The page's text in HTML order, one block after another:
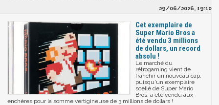
29/06/2026, 19:10
Cet exemplaire de
Super Mario Bros a
été vendu 3 millions
de dollars, un record
absolu !
Le marché du
rétrogaming vient de
franchir un nouveau cap,
puisqu'un exemplaire
scellé de Super Mario
Bros. a été vendu aux
enchères pour la somme vertigineuse de 3 millions de dollars !